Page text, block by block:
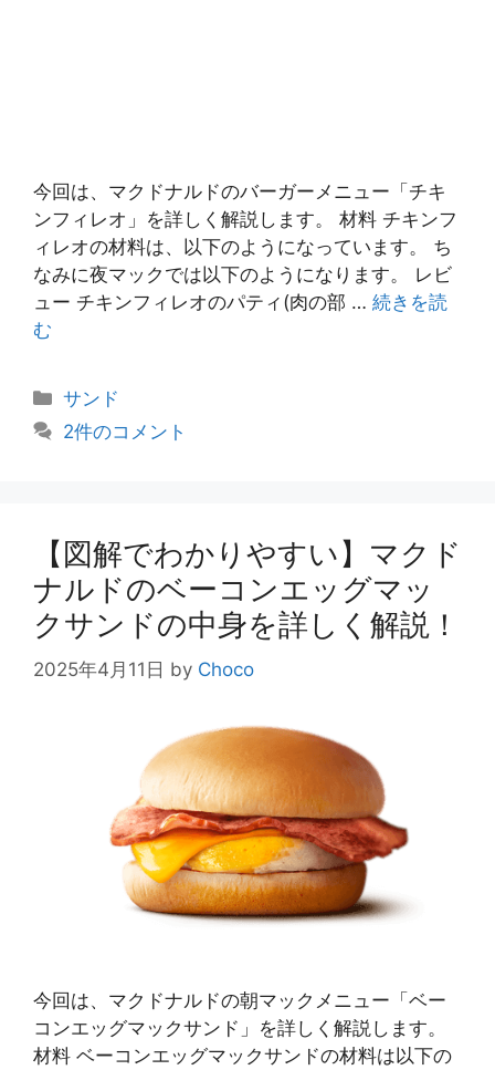
今回は、マクドナルドのバーガーメニュー「チキ
ンフィレオ」を詳しく解説します。 材料 チキンフ
ィレオの材料は、以下のようになっています。 ち
なみに夜マックでは以下のようになります。 レビ
ュー チキンフィレオのパティ(肉の部 … 続きを読
む
カ
テ
サンド
2件のコメント
【図解でわかりやすい】マクド
ナルドのベーコンエッグマッ
クサンドの中身を詳しく解説！
2025年4月11日 by Choco
今回は、マクドナルドの朝マックメニュー「ベー
コンエッグマックサンド」を詳しく解説します。
材料 ベーコンエッグマックサンドの材料は以下の